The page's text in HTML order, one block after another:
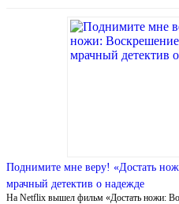
Поднимите мне веру! «Достать
мрачный детектив о надежде
На Netflix вышел фильм «Достать ножи: